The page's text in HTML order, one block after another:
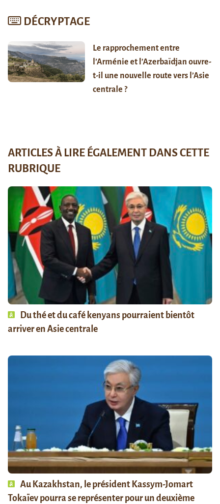
DÉCRYPTAGE
Le rapprochement entre
l’Arménie et l’Azerbaïdjan ouvre-
t-il une nouvelle route vers l’Asie
centrale ?
ARTICLES À LIRE ÉGALEMENT DANS CETTE
RUBRIQUE
Du thé et du café kenyans pourraient bientôt
arriver en Asie centrale
Au Kazakhstan, le président Kassym-Jomart
Tokaïev pourra se représenter pour un deuxième